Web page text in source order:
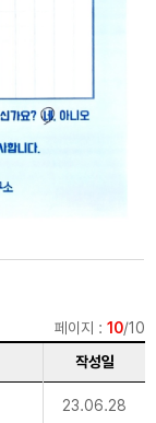
페이지 : 10/10
작성일
23.06.28
방법으로
공하지
, 제공하
리가 있으
시에는 해
및 동의
리가 있으
에는 해